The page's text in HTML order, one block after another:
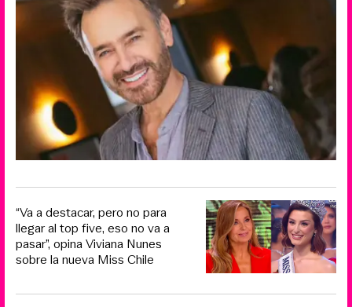
“Va a destacar, pero no para
llegar al top five, eso no va a
pasar”, opina Viviana Nunes
sobre la nueva Miss Chile